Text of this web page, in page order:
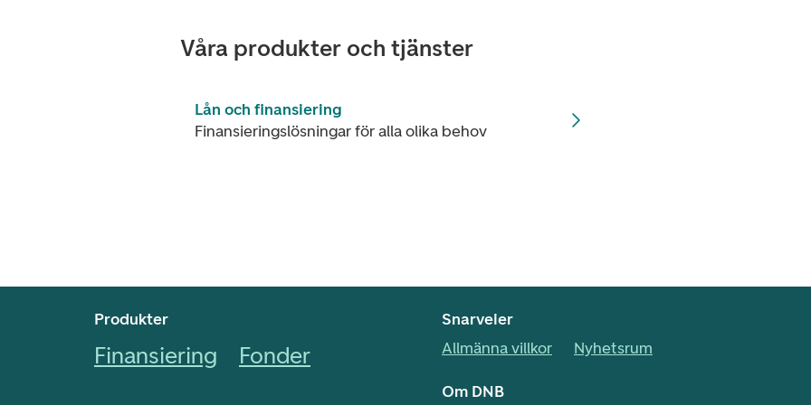
Våra produkter och tjänster
Lån och finansiering
Finansieringslösningar för alla olika behov
Produkter
Finansiering Fonder
Snarveier
Allmänna villkor
Nyhetsrum
Om DNB